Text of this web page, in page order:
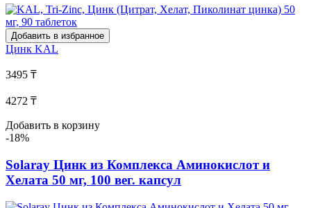
Добавить в избранное
Цинк KAL
3495 ₸
4272 ₸
Добавить в корзину
-18%
Solaray Цинк из Комплекса Аминокислот и
Хелата 50 мг, 100 вег. капсул